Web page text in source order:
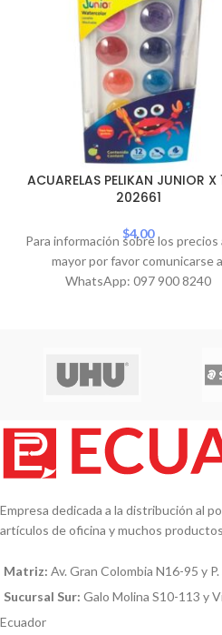
ACUARELAS PELIKAN JUNIOR X
202661
$4.00
Para información sobre los precios
mayor por favor comunicarse
WhatsApp: 097 900 8240
Empresa dedicada a la distribución al
artículos de oficina y muchos
Matriz: Av. Gran Colombia N16-95 y
Sucursal Sur: Galo Molina S10-113 y
Ecuador